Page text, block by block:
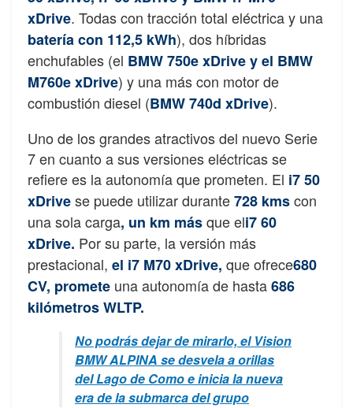
xDrive. Todas con tracción total eléctrica y una
batería con 112,5 kWh), dos híbridas
enchufables (el BMW 750e xDrive y el BMW
M760e xDrive) y una más con motor de
combustión diesel (BMW 740d xDrive).
Uno de los grandes atractivos del nuevo Serie
7 en cuanto a sus versiones eléctricas se
refiere es la autonomía que prometen. El i7 50
xDrivese puede utilizar durante728 kmscon
una sola carga, un km másque eli7 60
xDrive. Por su parte, la versión más
prestacional, el i7 M70 xDrive, que ofrece680
CV, promete una autonomía de hasta686
kilómetros WLTP.
No podrás dejar de mirarlo, el Vision
BMW ALPINA se desvela a orillas
del Lago de Como e inicia la nueva
era de la submarca del grupo